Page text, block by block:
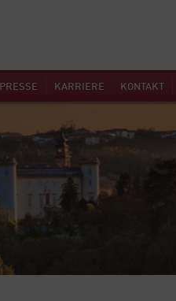
PRESSE KARRIERE KONTAKT